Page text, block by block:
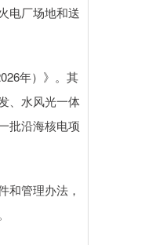
电厂场地和送
年）》。其
、水风光一体
批沿海核电项
管理办法，